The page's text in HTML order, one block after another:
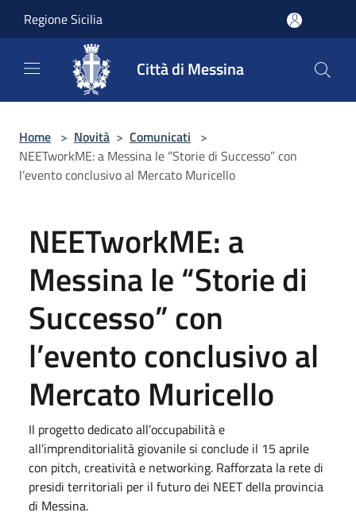
Regione Sicilia
Città di Messina
Home > Novità > Comunicati >
NEETworkME: a Messina le “Storie di Successo” con
l’evento conclusivo al Mercato Muricello
NEETworkME: a
Messina le “Storie di
Successo” con
l’evento conclusivo al
Mercato Muricello
Il progetto dedicato all’occupabilità e
all’imprenditorialità giovanile si conclude il 15 aprile
con pitch, creatività e networking. Rafforzata la rete di
presidi territoriali per il futuro dei NEET della provincia
di Messina.